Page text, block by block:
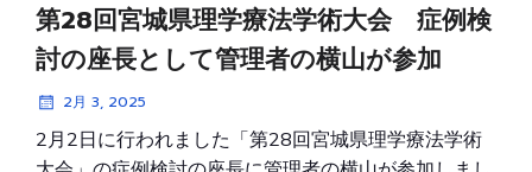
第28回宮城県理学療法学術大会 症例検
討の座長として管理者の横山が参加
2月 3, 2025
2月2日に行われました「第28回宮城県理学療法学術